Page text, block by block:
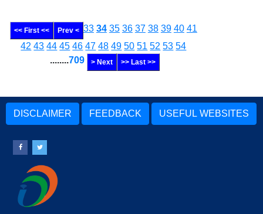
<< First << Prev < 33 34 35 36 37 38 39 40 41
42 43 44 45 46 47 48 49 50 51 52 53 54
........709 > Next >> Last >>
DISCLAIMER FEEDBACK USEFUL WEBSITES